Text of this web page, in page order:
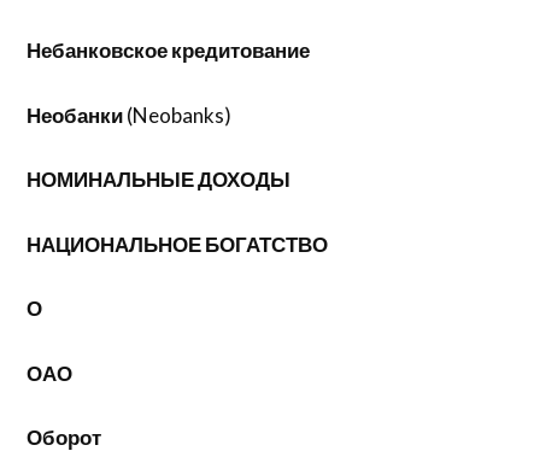
Небанковское кредитование
Необанки(Neobanks)
НОМИНАЛЬНЫЕ ДОХОДЫ
НАЦИОНАЛЬНОЕ БОГАТСТВО
О
ОАО
Оборот